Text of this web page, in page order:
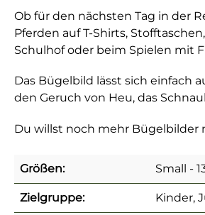
Ob für den nächsten Tag in der
Pferden auf T-Shirts,
Schulhof oder beim Spielen mit
Das Bügelbild lässt sich einfach
den Geruch von Heu, das
Du willst noch mehr Bügelbilder
Größen: Small -
Zielgruppe: Kinder,